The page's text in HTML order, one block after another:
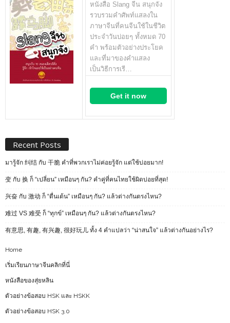
หนังสือ Slang จีน สนุกจัง
รวบรวมคำศัพท์แสลงใน
ภาษาจีนที่คนจีนใช้ในชีวิต
ประจำวันบ่อยๆ ทั้งหมด 70
คำ พร้อมตัวอย่างประโยค
และที่มาของคำแสลง
เป็นวิธีการเรี…
Get it now
Recent Posts
มารู้จัก 纠结 กับ 干脆 คำที่พวกเราไม่ค่อยรู้จัก แต่ใช้บ่อยมาก!
变 กับ 换 ก็ “เปลี่ยน” เหมือนๆ กัน? คำคู่ที่คนไทยใช้ผิดบ่อยที่สุด!
兴奋 กับ 激动 ก็ “ตื่นเต้น” เหมือนๆ กัน? แล้วต่างกันตรงไหน?
难过 VS 难受 ก็ “ทุกข์” เหมือนๆ กัน? แล้วต่างกันตรงไหน?
有意思, 有趣, 有兴趣, 很好玩儿 ทั้ง 4 คำแปลว่า “น่าสนใจ” แล้วต่างกันอย่างไร?
Home
เริ่มเรียนภาษาจีนคลิกที่นี่
หนังสือของสุ่ยหลิน
ตัวอย่างข้อสอบ HSK และ HSKK
ตัวอย่างข้อสอบ HSK 3.0